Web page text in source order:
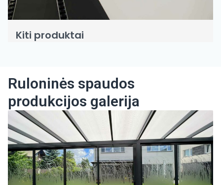
Kiti produktai
Ruloninės spaudos
produkcijos galerija